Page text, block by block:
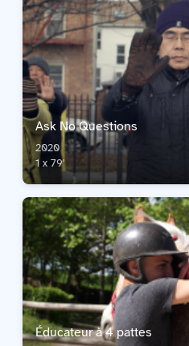
Ask No Questions
2020
1 x 79'
Éducateur à 4 pattes